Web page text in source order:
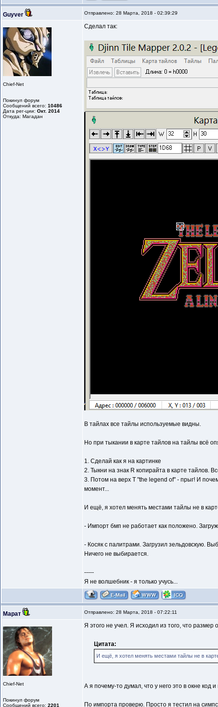
Guyver Отправлено: 28 Марта, 2018 - 02:39:29
Chief-Net
Покинул форум
Сообщений всего: 10486
Дата рег-ции: Окт. 2014
Откуда: Магадан
Сделал так:
В тайлах все тайлы используемые видны.
Но при тыкании в карте тайлов на тайлы всё
1. Сделай как я на картинке
2. Тыкни на знак R копирайта в карте тайлов.
3. Потом на верх Т "the legend of" - прыг! И
момент...
И ещё, я хотел менять местами тайлы не в
- Импорт бмп не работает как положено.
- Косяк с палитрами. Загрузил зельдовскую.
Ничего не выбирается.
-----
Я не волшебник - я только учусь...
Марат Отправлено: 28 Марта, 2018 - 07:22:11
Chief-Net
Покинул форум
Сообщений всего: 2201
Я этого не учел. Я исходил из того, что
Цитата:
И ещё, я хотел менять местами тайлы не в
А я почему-то думал, что у него это в окне
По импорта проверю. Просто я тестил на